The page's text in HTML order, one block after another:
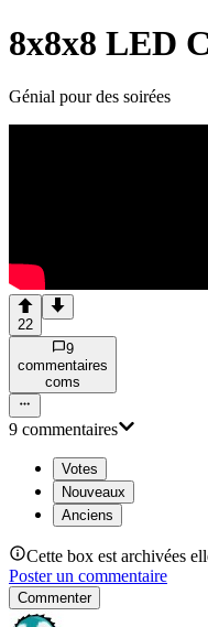
8x8x8 LED
Génial pour des soirées
22
9
commentaires
coms
9 commentaires
Votes
Nouveaux
Anciens
Cette box est archivées
Poster un commentaire
Commenter